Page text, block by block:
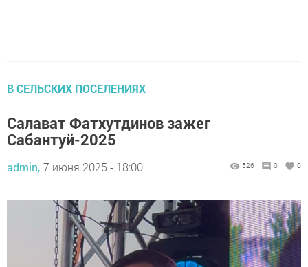
В СЕЛЬСКИХ ПОСЕЛЕНИЯХ
Салават Фатхутдинов зажег
Сабантуй-2025
admin, 7 июня 2025 - 18:00 526 0 0